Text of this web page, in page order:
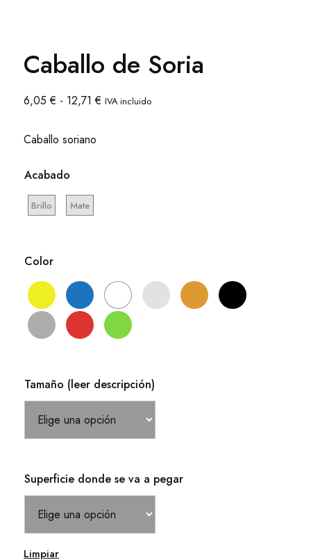
Caballo de Soria
6,05€ - 12,71€ Rango
IVA incluido
Caballo soriano
Acabado
Brillo Mate
Color
Tamaño (leer descripción)
Superficie donde se va a pegar
Limpiar